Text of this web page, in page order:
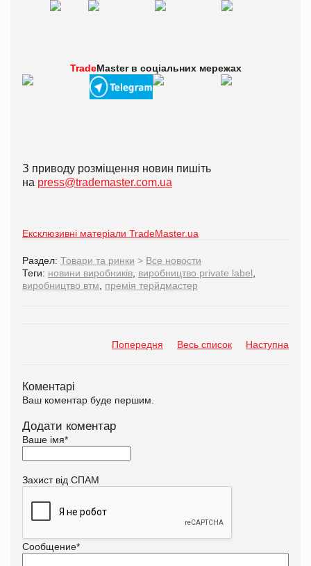
TradeMaster в соціальних мережах
З приводу розміщення новин пишіть
на press@trademaster.com.ua
Ексклюзивні матеріали TradeMaster.ua
Раздел: Товари та ринки > Все новости
Теги: новини виробників виробництво private label
виробництво втм
премія терйдмастер
Попередня Весь список Наступна
Коментарі
Ваш коментар буде першим.
Додати коментар
Ваше імя*
Захист від СПАМ
Сообщение*